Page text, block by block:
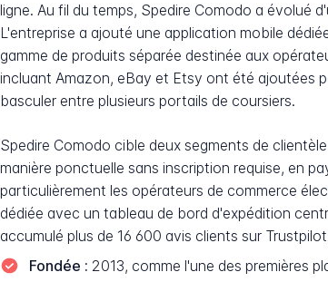
ligne. Au fil du temps, Spedire Comodo a évolué
L'entreprise a ajouté une application mobile
gamme de produits séparée destinée aux
incluant Amazon, eBay et Etsy ont été ajoutées
basculer entre plusieurs portails de coursiers.
Spedire Comodo cible deux segments de
manière ponctuelle sans inscription requise, en
particulièrement les opérateurs de commerce
dédiée avec un tableau de bord d'expédition
accumulé plus de 16 600 avis clients sur
Fondée : 2013, comme l'une des premières